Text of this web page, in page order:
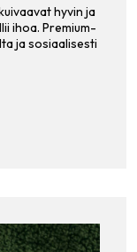
hyvin ja
ihoa. Premium-
ja sosiaalisesti